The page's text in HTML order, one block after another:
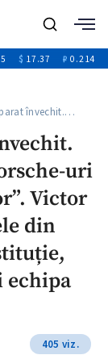
Video
ZdGust
$ 17.37 ₽ 0.214
învechit.…
uri
Victor
din
echipa
405 viz.